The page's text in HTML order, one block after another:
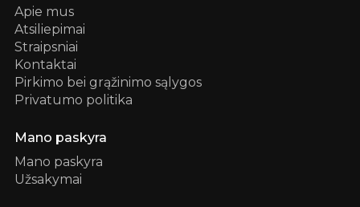
Apie mus
Atsiliepimai
Straipsniai
Kontaktai
Pirkimo bei grąžinimo sąlygos
Privatumo politika
Mano paskyra
Mano paskyra
Užsakymai